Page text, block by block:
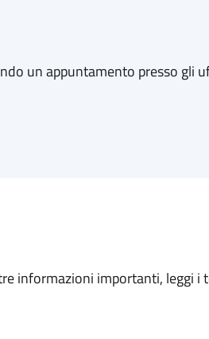
un appuntamento presso gli
informazioni importanti, leggi i